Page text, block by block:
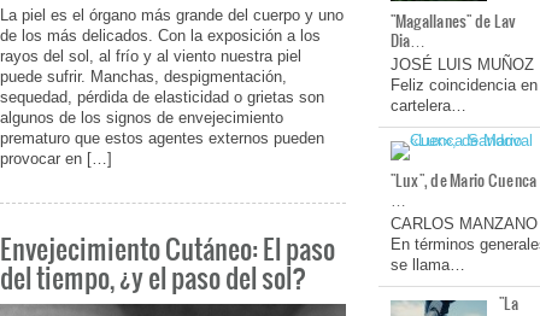
La piel es el órgano más grande del cuerpo y uno
de los más delicados. Con la exposición a los
rayos del sol, al frío y al viento nuestra piel
puede sufrir. Manchas, despigmentación,
sequedad, pérdida de elasticidad o grietas son
algunos de los signos de envejecimiento
prematuro que estos agentes externos pueden
provocar en […]
Envejecimiento Cutáneo: El paso
del tiempo, ¿y el paso del sol?
"Magallanes" de Lav
Dia…
JOSÉ LUIS MUÑOZ
Feliz coincidencia en
cartelera…
"Lux", de Mario Cuenca
…
CARLOS MANZANO
En términos
se llama…
"La